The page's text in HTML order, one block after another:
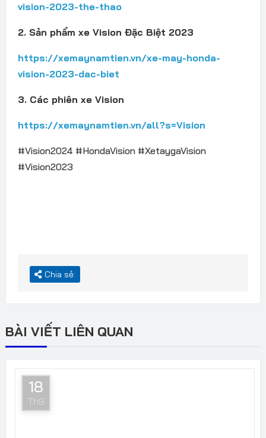
vision-2023-the-thao
2. Sản phẩm xe Vision Đặc Biệt 2023
https://xemaynamtien.vn/xe-may-honda-
vision-2023-dac-biet
3. Các phiên xe Vision
https://xemaynamtien.vn/all?s=Vision
#Vision2024 #HondaVision #XetaygaVision
#Vision2023
Chia sẻ:
BÀI VIẾT LIÊN QUAN
18
Th9